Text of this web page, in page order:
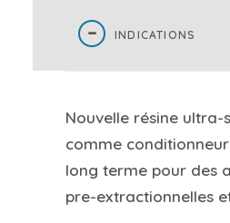
INDICATIONS
Nouvelle résine ultra-
comme
long terme pour des
pre-extractionnelles